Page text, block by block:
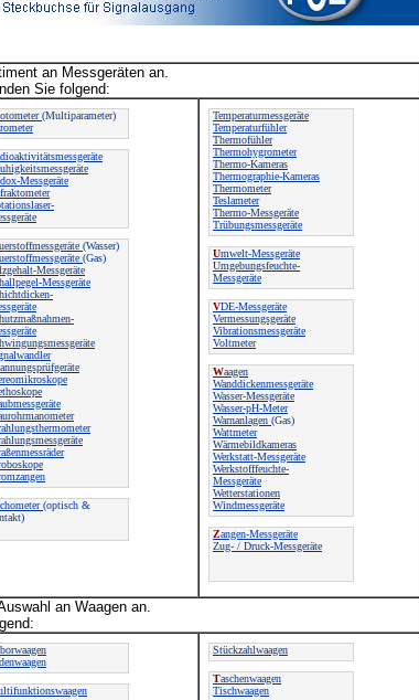
an Messgeräten an.
Sie folgend:
(Multiparameter)
Messgeräte
(Wasser)
(Gas)
Messgeräte
Messgeräte
(optisch &
Temperaturmessgeräte
Temperaturfühler
Thermofühler
Thermohygrometer
Thermo-Kameras
Thermographie-Kameras
Thermometer
Teslameter
Thermo-Messgeräte
Trübungsmessgeräte
Umwelt-Messgeräte
Umgebungsfeuchte-
Messgeräte
VDE-Messgeräte
Vermessungsgeräte
Vibrationsmessgeräte
Voltmeter
Waagen
Wanddickenmessgeräte
Wasser-Messgeräte
Wasser-pH-Meter
Warnanlagen (Gas)
Wattmeter
Wärmebildkameras
Werkstatt-Messgeräte
Werkstofffeuchte-
Messgeräte
Wetterstationen
Windmessgeräte
Zangen-Messgeräte
Zug- / Druck-Messgeräte
an Waagen an.
Stückzahlwaagen
Taschenwaagen
Tischwaagen